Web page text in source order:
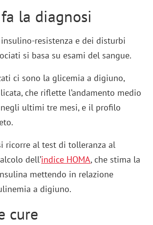
la diagnosi
resistenza e dei disturbi
si basa su esami del sangue.
ci sono la glicemia a digiuno,
che riflette l’andamento medio
ultimi tre mesi, e il profilo
ricorre al test di tolleranza al
dell’indice HOMA, che stima la
mettendo in relazione
a digiuno.
cure